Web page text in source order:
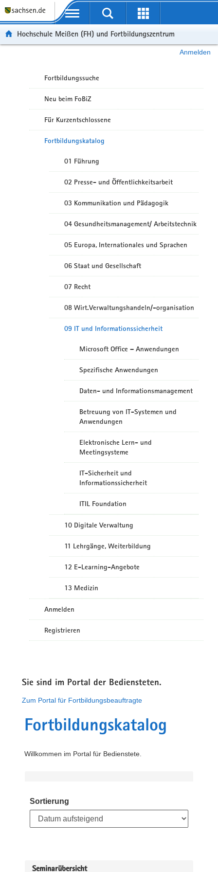
Portalübergreifende Navigation
Hochschule Meißen (FH) und Fortbildungszentrum
Anmelden
Fortbildungssuche
Neu beim FoBiZ
Für Kurzentschlossene
Fortbildungskatalog
01 Führung
02 Presse- und Öffentlichkeitsarbeit
03 Kommunikation und Pädagogik
04 Gesundheitsmanagement/ Arbeitstechnik
05 Europa, Internationales und Sprachen
06 Staat und Gesellschaft
07 Recht
08 Wirt.Verwaltungshandeln/-organisation
09 IT und Informationssicherheit
Microsoft Office – Anwendungen
Spezifische Anwendungen
Daten- und Informationsmanagement
Betreuung von IT-Systemen und
Anwendungen
Elektronische Lern- und
Meetingsysteme
IT-Sicherheit und
Informationssicherheit
ITIL Foundation
10 Digitale Verwaltung
11 Lehrgänge, Weiterbildung
12 E-Learning-Angebote
13 Medizin
Anmelden
Registrieren
Sie sind im Portal der Bediensteten.
Zum Portal für Fortbildungsbeauftragte
Fortbildungskatalog
Willkommen im Portal für Bedienstete.
Sortierung
Seminarübersicht